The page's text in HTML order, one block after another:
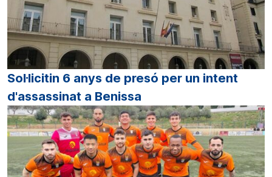
Sol·licitin 6 anys de presó per un intent
d'assassinat a Benissa